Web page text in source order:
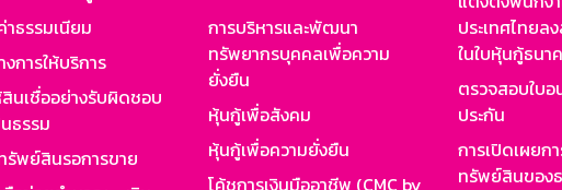
าธรรมเนียม
การให้บริการ
สินเชื่ออย่างรับผิดชอบ
ธรรม
รัพย์สินรอการขาย
การบริหารและพัฒนา
ทรัพยากรบุคคลเพื่อความ
ยั่งยืน
หุ้นกู้เพื่อสังคม
หุ้นกู้เพื่อความยั่งยืน
ประเทศไทยล
ในใบหุ้นกู้ธนา
ตรวจสอบใบ
ประกัน
การเปิดเผยก
ทรัพย์สินของ